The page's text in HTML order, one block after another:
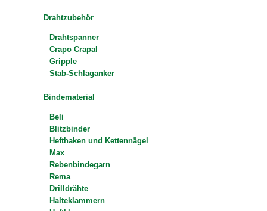
Drahtzubehör
Drahtspanner
Crapo Crapal
Gripple
Stab-Schlaganker
Bindematerial
Beli
Blitzbinder
Hefthaken und Kettennägel
Max
Rebenbindegarn
Rema
Drilldrähte
Halteklammern